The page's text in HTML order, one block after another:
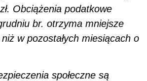
Obciążenia podatkowe
br. otrzyma mniejsze
w pozostałych miesiącach o
społeczne są